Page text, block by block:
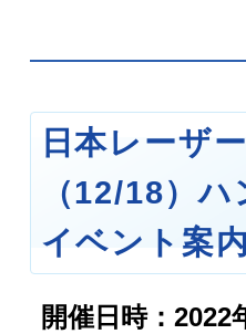
日本レーザ
（12/18）
イベント案
開催日時：2022